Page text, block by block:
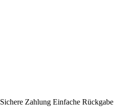
Sichere Zahlung Einfache Rückgabe